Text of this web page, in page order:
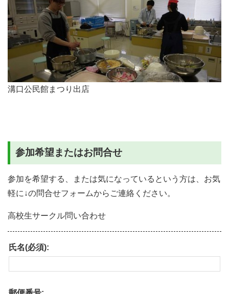
溝口公民館まつり出店
参加希望またはお問合せ
参加を希望する、または気になっているという方は、お気
軽に↓の問合せフォームからご連絡ください。
高校生サークル問い合わせ
氏名(必須):